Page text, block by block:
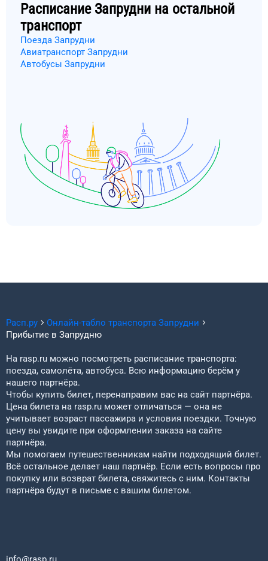
Расписание Запрудни на остальной
транспорт
Поезда Запрудни
Авиатранспорт Запрудни
Автобусы Запрудни
Расп.ру Онлайн-табло транспорта Запрудни
Прибытие в Запрудню
На rasp.ru можно посмотреть расписание транспорта:
поезда, самолёта, автобуса. Всю информацию берём у
нашего партнёра.
Чтобы купить билет, перенаправим вас на сайт партнёра.
Цена билета на rasp.ru может отличаться — она не
учитывает возраст пассажира и условия поездки. Точную
цену вы увидите при оформлении заказа на сайте
партнёра.
Мы помогаем путешественникам найти подходящий билет.
Всё остальное делает наш партнёр. Если есть вопросы про
покупку или возврат билета, свяжитесь с ним. Контакты
партнёра будут в письме с вашим билетом.